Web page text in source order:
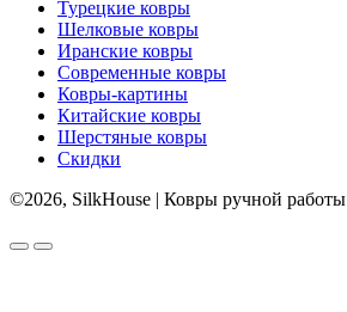
Турецкие ковры
Шелковые ковры
Иранские ковры
Современные ковры
Ковры-картины
Китайские ковры
Шерстяные ковры
Скидки
©2026, SilkHouse | Ковры ручной работы